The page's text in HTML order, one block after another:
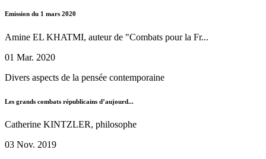
Emission du 1 mars 2020
Amine EL KHATMI, auteur de "Combats pour la Fr...
01 Mar. 2020
Divers aspects de la pensée contemporaine
Les grands combats républicains d’aujourd...
Catherine KINTZLER, philosophe
03 Nov. 2019